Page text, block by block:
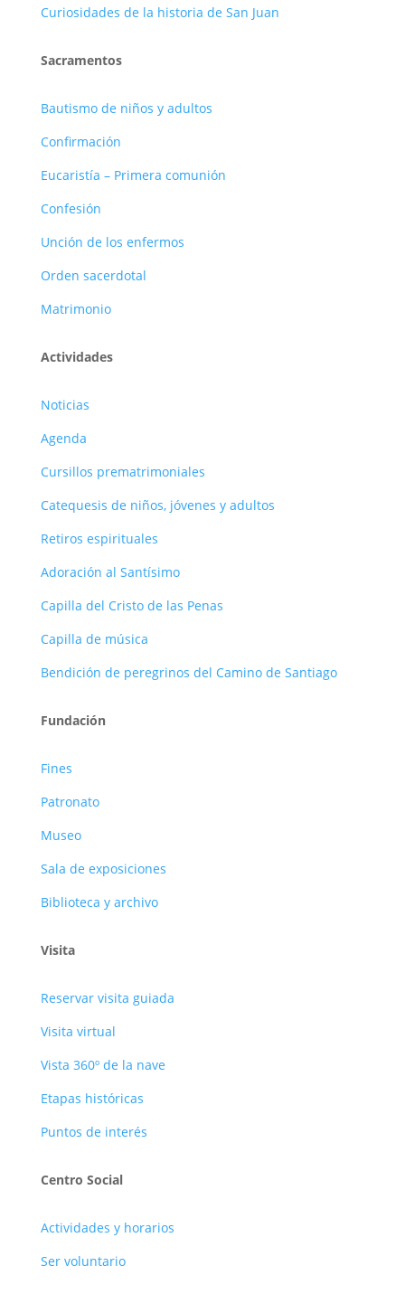
Curiosidades de la historia de San Juan
Sacramentos
Bautismo de niños y adultos
Confirmación
Eucaristía – Primera comunión
Confesión
Unción de los enfermos
Orden sacerdotal
Matrimonio
Actividades
Noticias
Agenda
Cursillos prematrimoniales
Catequesis de niños, jóvenes y adultos
Retiros espirituales
Adoración al Santísimo
Capilla del Cristo de las Penas
Capilla de música
Bendición de peregrinos del Camino de Santiago
Fundación
Fines
Patronato
Museo
Sala de exposiciones
Biblioteca y archivo
Visita
Reservar visita guiada
Visita virtual
Vista 360º de la nave
Etapas históricas
Puntos de interés
Centro Social
Actividades y horarios
Ser voluntario